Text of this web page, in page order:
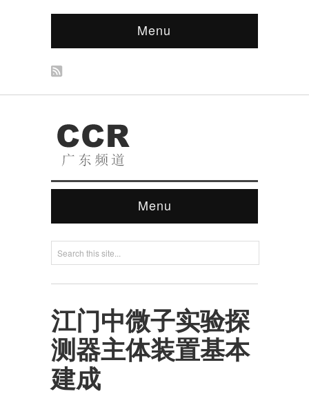
Menu
Menu
江门中微子实验探
测器主体装置基本
建成